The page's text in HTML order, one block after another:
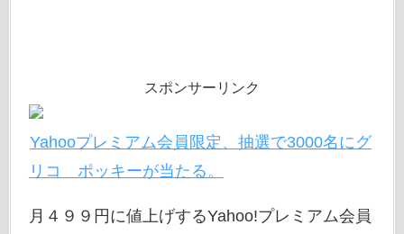
スポンサーリンク
Yahooプレミアム会員限定、抽選で3000名にグ
リコ ポッキーが当たる。
月４９９円に値上げするYahoo!プレミアム会員